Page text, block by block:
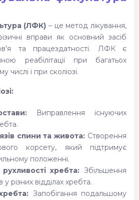
(ЛФК) – це метод лікування,
вправи як основний засіб
та працездатності. ЛФК є
реабілітації при багатьох
числі і при сколіозі.
Виправлення існуючих
спини та живота: Створення
корсету, який підтримує
положенні.
хребта: Збільшення
у різних відділах хребта.
Запобігання подальшому